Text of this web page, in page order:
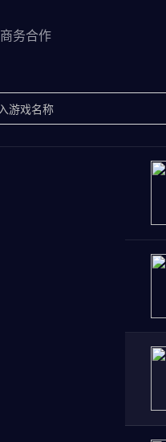
商务合作